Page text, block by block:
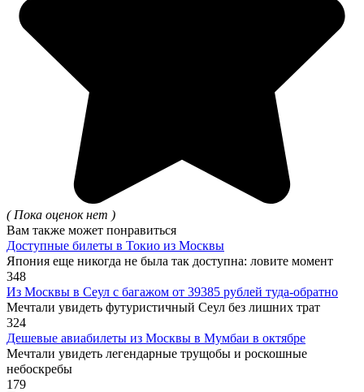
( Пока оценок нет )
Вам также может понравиться
Доступные билеты в Токио из Москвы
Япония еще никогда не была так доступна: ловите момент
348
Из Москвы в Сеул с багажом от 39385 рублей туда-обратно
Мечтали увидеть футуристичный Сеул без лишних трат
324
Дешевые авиабилеты из Москвы в Мумбаи в октябре
Мечтали увидеть легендарные трущобы и роскошные
небоскребы
179